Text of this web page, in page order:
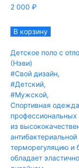
2 000 ₽
В корзину
Детское поло с
(Нэви)
#Свой дизайн,
#Детский,
#Мужской,
Спортивная
профессиональных
из
терморегуляцию и
обладает